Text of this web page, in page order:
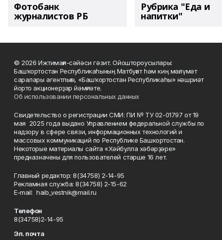
Фотобанк
журналистов РБ
Рубрика "Еда и
напитки"
© 2026 Ижтимағи-сәйәси гәзит. Ойоштороусылары:
Башҡортостан Республикаһының Матбуғат һәм киң мәғлүмәт
саралары агентлығы, «Башҡортостан Республикаһы» нәшриәт
йорто акционерҙар йәмғиәте.
Об использовании персональных данных
Свидетельство о регистрации СМИ: ПИ № ТУ 02-01797 от 19
мая 2025 года выдано Управлением федеральной службы по
надзору в сфере связи, информационных технологий и
массовых коммуникаций по Республике Башкортостан.
Некоторые материалы сайта «Хәйбулла хәбәрҙәре»
предназначены для пользователей старше 16 лет.
Главный редактор: 8(34758) 2-14-95
Рекламная служба: 8(34758) 2-15-62
Е-mаil: haib_vestnik@mail.ru
Телефон
8(34758)2-14-95
Эл. почта